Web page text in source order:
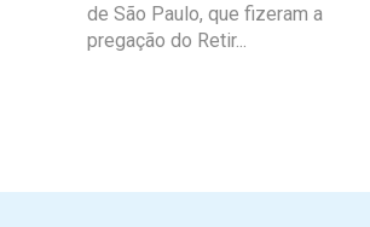
de São Paulo, que fizeram a
pregação do Retir...